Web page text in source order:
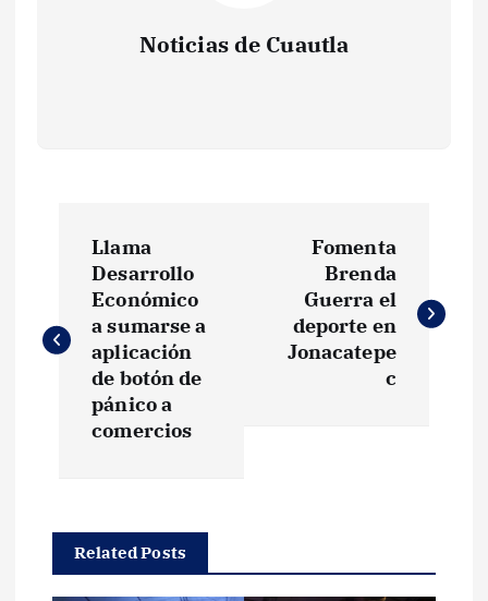
Noticias de Cuautla
v
c
Llama
Desarrollo
Económico
a sumarse a
aplicación
de botón de
pánico a
comercios
Fomenta
Brenda
Guerra el
deporte en
Jonacatepe
c
Related Posts